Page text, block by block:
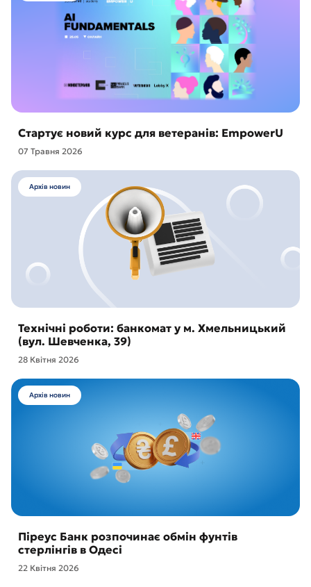
Стартує новий курс для ветеранів: EmpowerU
07 Травня 2026
Архів новин
Технічні роботи: банкомат у м. Хмельницький
(вул. Шевченка, 39)
28 Квітня 2026
Архів новин
Піреус Банк розпочинає обмін фунтів
стерлінгів в Одесі
22 Квітня 2026